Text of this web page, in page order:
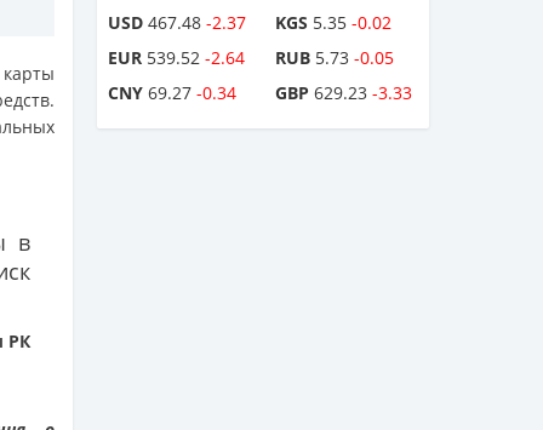
в
РК
USD 467.48 -2.37
EUR 539.52 -2.64
CNY 69.27 -0.34
KGS 5.35 -0.02
RUB 5.73 -0.05
GBP 629.23 -3.33